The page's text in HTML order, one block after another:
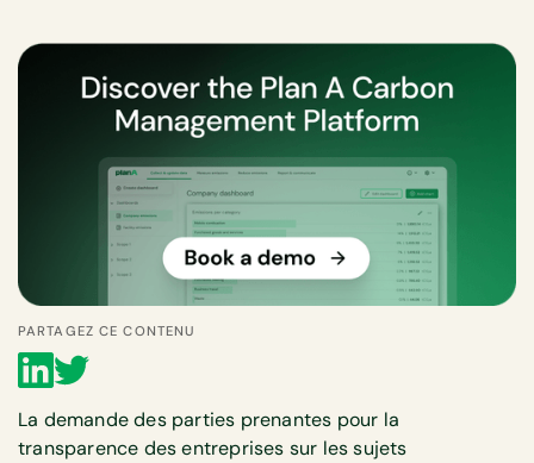
PARTAGEZ CE CONTENU
La demande des parties prenantes pour la
transparence des entreprises sur les sujets